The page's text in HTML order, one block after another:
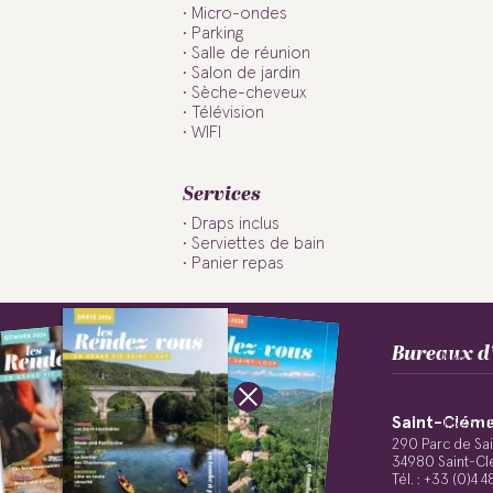
Micro-ondes
Parking
Salle de réunion
Salon de jardin
Sèche-cheveux
Télévision
WIFI
Services
Draps inclus
Serviettes de bain
Panier repas
Tarifs
MIN MAX
Nuitée 125,00€
Semaine 875,00€
Suivez-nous !
Bureaux
Saint-
290 Parc de
34980 Saint-
Tél. : +33 (0)4